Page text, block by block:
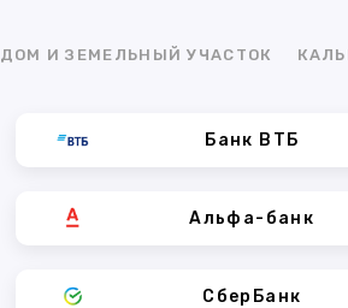
ДОМ И ЗЕМЕЛЬНЫЙ УЧАСТОК
Банк ВТБ
Альфа-банк
СберБанк